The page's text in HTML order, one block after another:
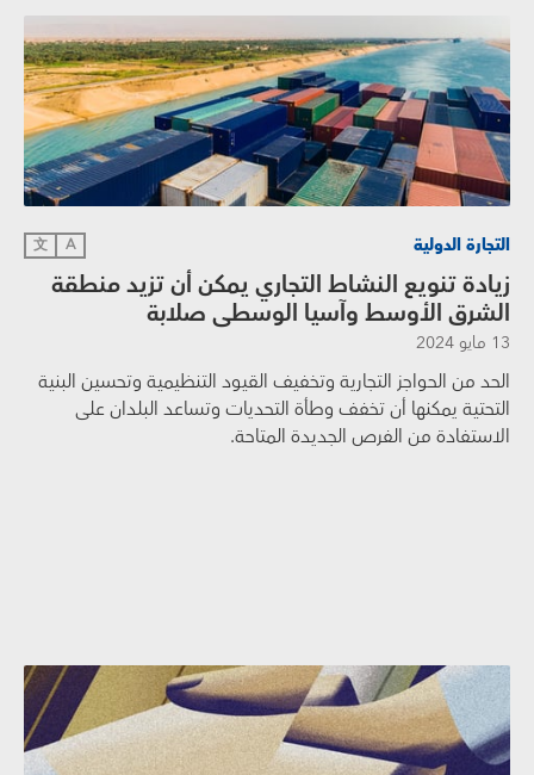
التجارة الدولية A
文
زيادة تنويع النشاط التجاري يمكن أن تزيد منطقة
الشرق الأوسط وآسيا الوسطى صلابة
13 مايو 2024
الحد من الحواجز التجارية وتخفيف القيود التنظيمية وتحسين البنية
التحتية يمكنها أن تخفف وطأة التحديات وتساعد البلدان على
الاستفادة من الفرص الجديدة المتاحة.